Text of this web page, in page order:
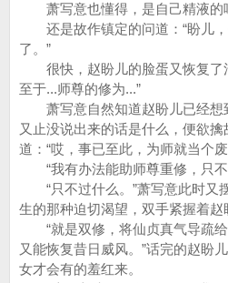
萧写意也懂得，是自己精液的
还是故作镇定的问道：“盼儿，
了。”
很快，赵盼儿的脸蛋又恢复了
至于...师尊的修为...”
萧写意自然知道赵盼儿已经想
又止没说出来的话是什么，便欲
道：“哎，事已至此，为师就当个
“我有办法能助师尊重修，只不
“只不过什么。”萧写意此时又
生的那种迫切渴望，双手紧握着赵
“就是双修，将仙贞真气导疏给
又能恢复昔日威风。”话完的赵盼
女才会有的羞红来。